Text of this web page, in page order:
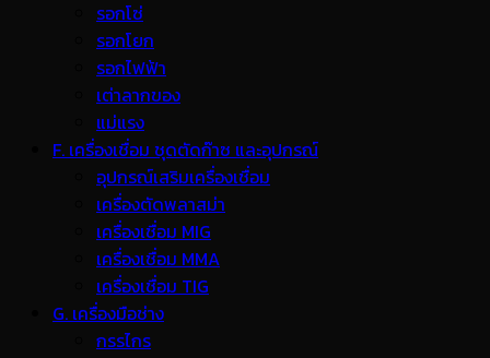
รอกโซ่
รอกโยก
รอกไฟฟ้า
เต่าลากของ
แม่แรง
F. เครื่องเชื่อม ชุดตัดก๊าซ และอุปกรณ์
อุปกรณ์เสริมเครื่องเชื่อม
เครื่องตัดพลาสม่า
เครื่องเชื่อม MIG
เครื่องเชื่อม MMA
เครื่องเชื่อม TIG
G. เครื่องมือช่าง
กรรไกร